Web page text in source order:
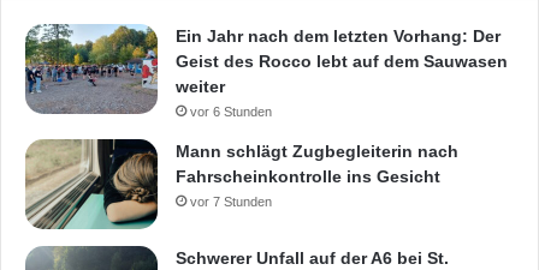
Ein Jahr nach dem letzten Vorhang: Der
Geist des Rocco lebt auf dem Sauwasen
weiter
vor 6 Stunden
Mann schlägt Zugbegleiterin nach
Fahrscheinkontrolle ins Gesicht
vor 7 Stunden
Schwerer Unfall auf der A6 bei St.